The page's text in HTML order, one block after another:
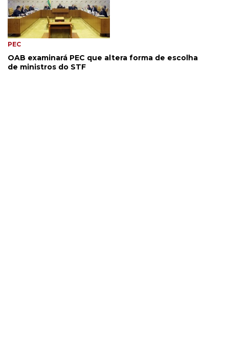
PEC
OAB examinará PEC que altera forma de escolha
de ministros do STF